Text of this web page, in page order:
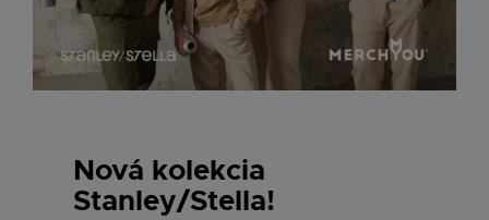
Nová kolekcia
Stanley/Stella!